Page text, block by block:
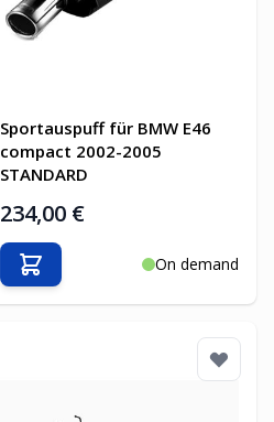
Sportauspuff für BMW E46
compact 2002-2005
STANDARD
234,00 €
On demand
In den Warenkorb